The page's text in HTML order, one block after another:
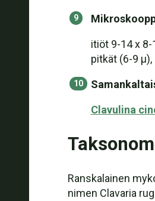
itiöt 9-14 x
pitkät (6-9
Clavulina
Ranskalainen
nimen Clavaria